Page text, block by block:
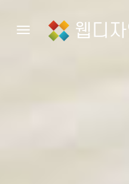
Toggle navigation
웹디